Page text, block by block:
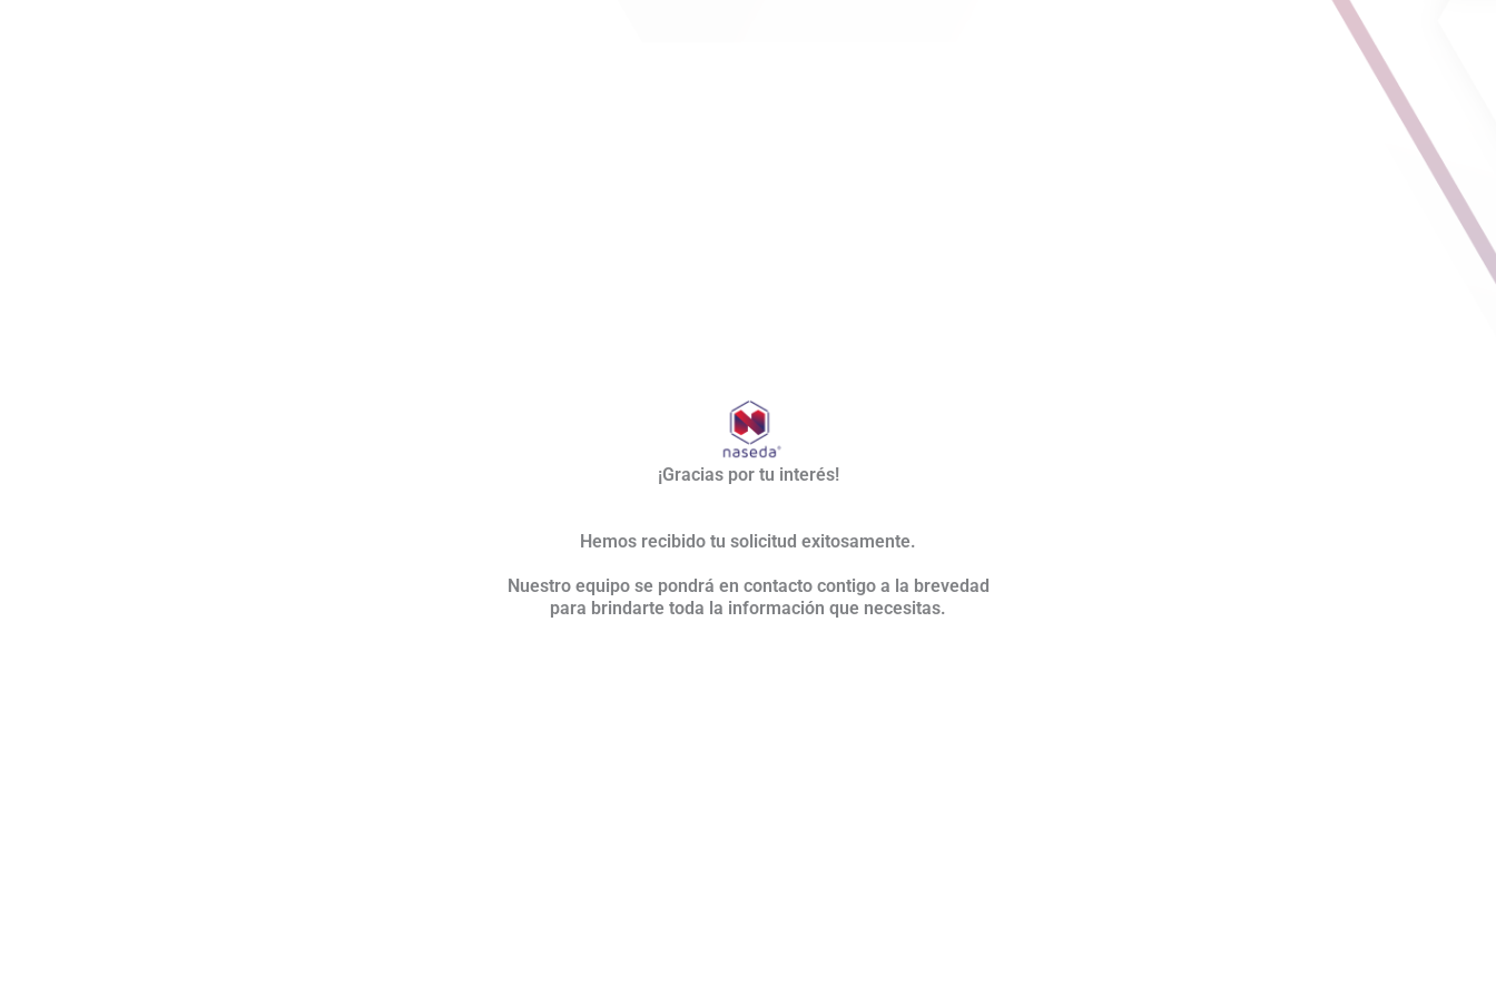
¡Gracias por tu interés!
Hemos recibido tu solicitud exitosamente.
Nuestro equipo se pondrá en contacto contigo a la brevedad
para brindarte toda la información que necesitas.